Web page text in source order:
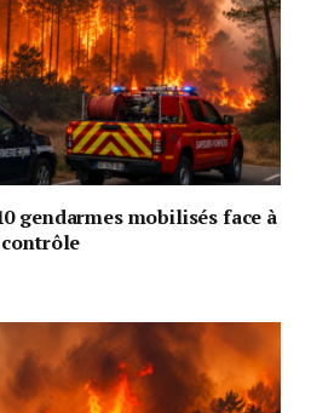
gendarmes mobilisés face à
contrôle